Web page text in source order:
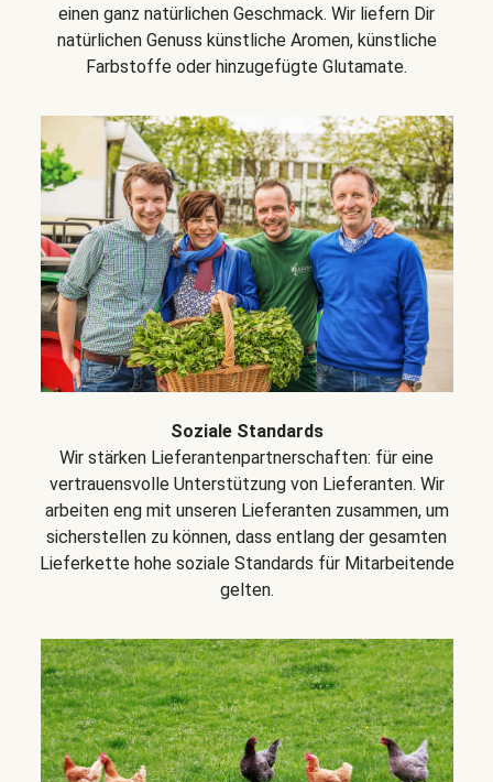
einen ganz natürlichen Geschmack. Wir liefern Dir
natürlichen Genuss künstliche Aromen, künstliche
Farbstoffe oder hinzugefügte Glutamate.
Soziale Standards
Wir stärken Lieferantenpartnerschaften: für eine
vertrauensvolle Unterstützung von Lieferanten. Wir
arbeiten eng mit unseren Lieferanten zusammen, um
sicherstellen zu können, dass entlang der gesamten
Lieferkette hohe soziale Standards für Mitarbeitende
gelten.